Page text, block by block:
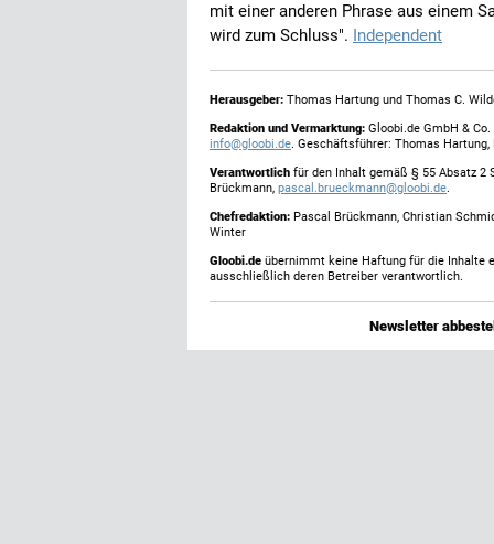
mit einer anderen Phrase aus einem
wird zum Schluss". Independent
Herausgeber: Thomas Hartung und Thomas C.
Redaktion und Vermarktung: Gloobi.de GmbH &
info@gloobi.de. Geschäftsführer: Thomas
Verantwortlich für den Inhalt gemäß § 55 Absatz 2
Brückmann, pascal.brueckmann@gloobi.de.
Chefredaktion: Pascal Brückmann, Christian
Winter
Gloobi.de übernimmt keine Haftung für die Inhalte
ausschließlich deren Betreiber verantwortlich.
Newsletter